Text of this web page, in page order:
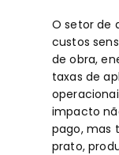
O setor de
custos
de obra,
taxas de
impacto
pago, mas
prato,